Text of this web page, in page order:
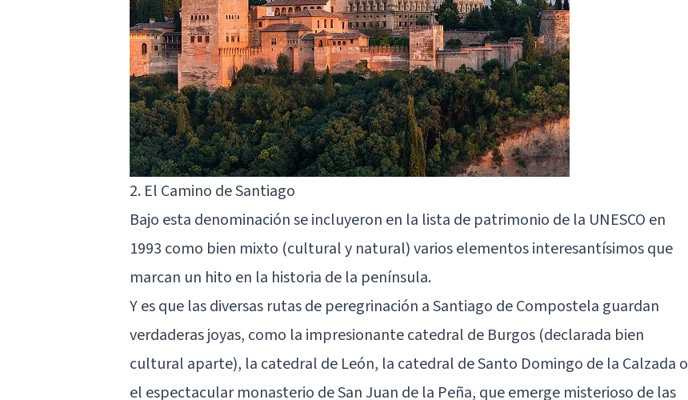
2. El Camino de Santiago
Bajo esta denominación se incluyeron en la lista de patrimonio de la UNESCO en
1993 como bien mixto (cultural y natural) varios elementos interesantísimos que
marcan un hito en la historia de la península.
Y es que las diversas rutas de peregrinación a Santiago de Compostela guardan
verdaderas joyas, como la impresionante catedral de Burgos (declarada bien
cultural aparte), la catedral de León, la catedral de Santo Domingo de la Calzada o
el espectacular monasterio de San Juan de la Peña, que emerge misterioso de las